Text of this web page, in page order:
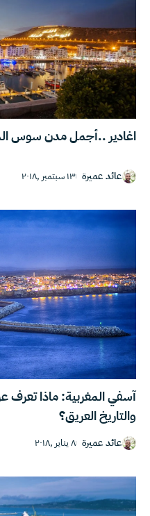
اغادير ..أجمل مدن سوس
عائد عميرة ١٣ سبتمبر ,٢٠١٨
آسفي المغربية: ماذا
والتاريخ العريق؟
عائد عميرة ٨ يناير ,٢٠١٨